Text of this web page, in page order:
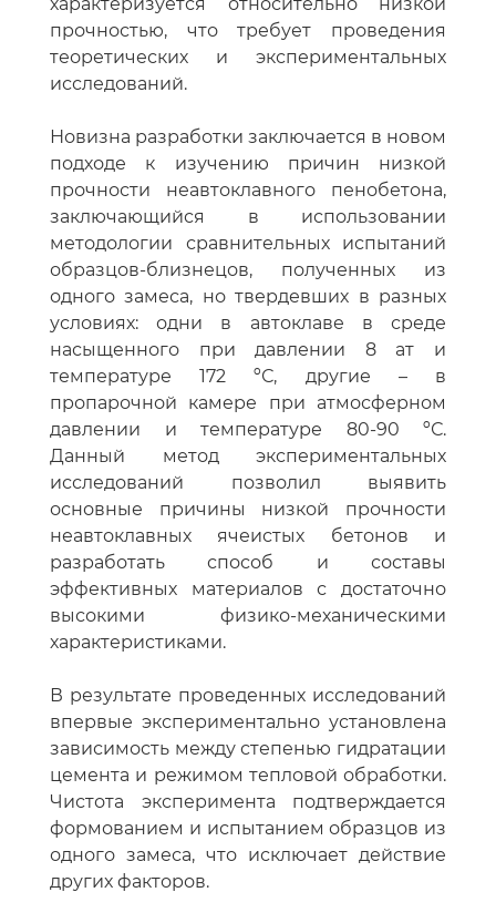
прочностью, что требует проведения
теоретических и экспериментальных
исследований.
Новизна разработки заключается в новом
подходе к изучению причин низкой
прочности неавтоклавного пенобетона,
заключающийся в использовании
методологии сравнительных испытаний
образцов-близнецов, полученных из
одного замеса, но твердевших в разных
условиях: одни в автоклаве в среде
насыщенного при давлении 8 ат и
температуре 172 ºС, другие – в
пропарочной камере при атмосферном
давлении и температуре 80-90 ºС.
Данный метод экспериментальных
исследований позволил выявить
основные причины низкой прочности
неавтоклавных ячеистых бетонов и
разработать способ и составы
эффективных материалов с достаточно
высокими физико-механическими
характеристиками.
В результате проведенных исследований
впервые экспериментально установлена
зависимость между степенью гидратации
цемента и режимом тепловой обработки.
Чистота эксперимента подтверждается
формованием и испытанием образцов из
одного замеса, что исключает действие
других факторов.